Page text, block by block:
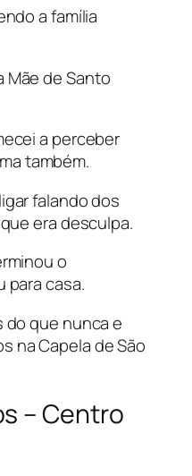
a família
Mãe de Santo
a perceber
também.
falando dos
era desculpa.
o
para casa.
do que nunca e
na Capela de São
– Centro